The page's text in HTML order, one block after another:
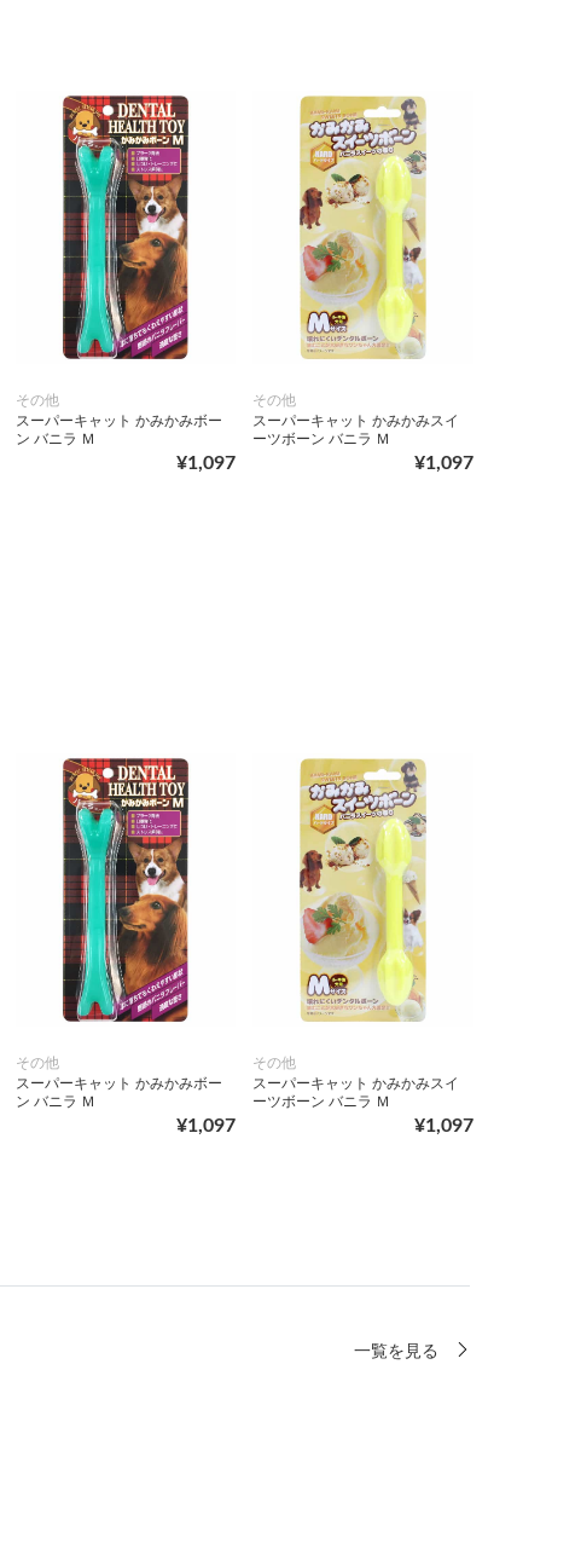
その他
スーパーキャット かみかみボー
ン バニラ Ｍ
¥1,097
その他
スーパーキャット かみかみスイ
ーツボーン バニラ Ｍ
¥1,097
その他
スーパーキャット かみかみボー
ン バニラ Ｍ
¥1,097
その他
スーパーキャット かみかみスイ
ーツボーン バニラ Ｍ
¥1,097
一覧を見る